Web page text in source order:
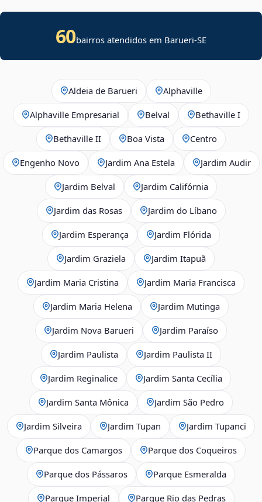
60bairros atendidos em Barueri-SE
Aldeia de Barueri Alphaville
Alphaville Empresarial Belval Bethaville I
Bethaville II Boa Vista Centro
Engenho Novo Jardim Ana Estela Jardim Audir
Jardim Belval Jardim Califórnia
Jardim das Rosas Jardim do Líbano
Jardim Esperança Jardim Flórida
Jardim Graziela Jardim Itapuã
Jardim Maria Cristina Jardim Maria Francisca
Jardim Maria Helena Jardim Mutinga
Jardim Nova Barueri Jardim Paraíso
Jardim Paulista Jardim Paulista II
Jardim Reginalice Jardim Santa Cecília
Jardim Santa Mônica Jardim São Pedro
Jardim Silveira Jardim Tupan Jardim Tupanci
Parque dos Camargos Parque dos Coqueiros
Parque dos Pássaros Parque Esmeralda
Parque Imperial Parque Rio das Pedras